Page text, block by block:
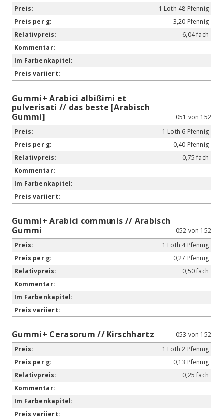
1 Loth 48 Pfennig
3,20 Pfennig
6,04 fach
Gummi+ Arabici albißimi et
pulverisati // das beste [Arabisch
Gummi]
051 von 152
1 Loth 6 Pfennig
0,40 Pfennig
0,75 fach
Gummi+ Arabici communis // Arabisch
Gummi
052 von 152
1 Loth 4 Pfennig
0,27 Pfennig
0,50 fach
Gummi+ Cerasorum // Kirschhartz
053 von 152
1 Loth 2 Pfennig
0,13 Pfennig
0,25 fach